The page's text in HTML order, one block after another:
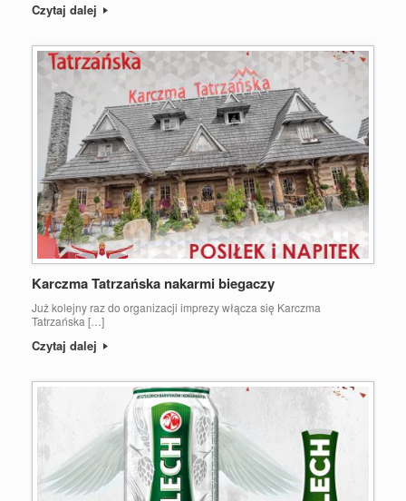
Czytaj dalej
Karczma Tatrzańska nakarmi biegaczy
Już kolejny raz do organizacji imprezy włącza się Karczma
Tatrzańska […]
Czytaj dalej